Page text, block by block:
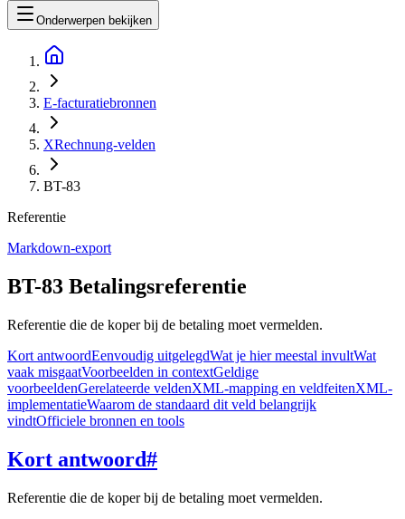
Onderwerpen bekijken
E-facturatiebronnen
XRechnung-velden
BT-83
Referentie
Markdown-export
BT-83 Betalingsreferentie
Referentie die de koper bij de betaling moet vermelden.
Kort antwoordEenvoudig uitgelegdWat je hier meestal invultWat
vaak misgaatVoorbeelden in contextGeldige
voorbeeldenGerelateerde veldenXML-mapping en veldfeitenXML-
implementatieWaarom de standaard dit veld belangrijk
vindtOfficiele bronnen en tools
Kort antwoord#
Referentie die de koper bij de betaling moet vermelden.